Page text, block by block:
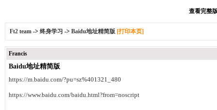
查看完整
Ft2 team -> 终身学习 -> Baidu地址精简版 [打印本页]
Francis
Baidu地址精简版
https://m.baidu.com/?pu=sz%401321_480
https://www.baidu.com/baidu.html?from=noscript